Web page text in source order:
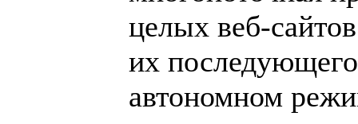
целых веб-
их
автономном